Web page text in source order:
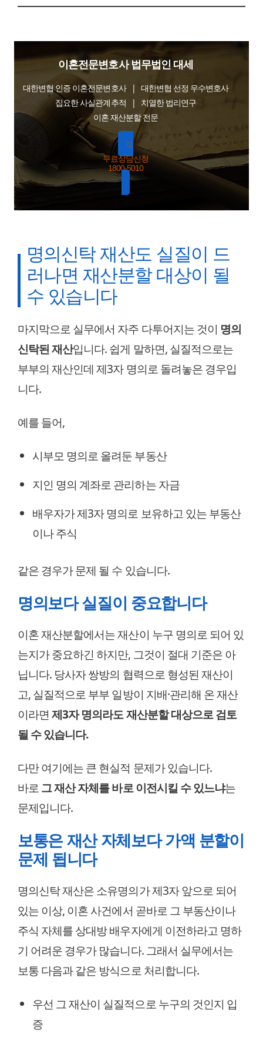
이혼전문변호사 법무법인 대세
대한변협 인증 이혼전문변호사 | 대한변협 선정 우수변호사
집요한 사실관계추적 | 치열한 법리연구
이혼 재산분할 전문
무료상담신청
1800-5010
명의신탁 재산도 실질이 드
러나면 재산분할 대상이 될
수 있습니다
마지막으로 실무에서 자주 다투어지는 것이 명의
신탁된 재산입니다. 쉽게 말하면, 실질적으로는
부부의 재산인데 제3자 명의로 돌려놓은 경우입
니다.
예를 들어,
시부모 명의로 올려둔 부동산
지인 명의 계좌로 관리하는 자금
배우자가 제3자 명의로 보유하고 있는 부동산
이나 주식
같은 경우가 문제 될 수 있습니다.
명의보다 실질이 중요합니다
이혼 재산분할에서는 재산이 누구 명의로 되어 있
는지가 중요하긴 하지만, 그것이 절대 기준은 아
닙니다. 당사자 쌍방의 협력으로 형성된 재산이
고, 실질적으로 부부 일방이 지배·관리해 온 재산
이라면제3자 명의라도 재산분할 대상으로 검토
될 수 있습니다.
다만 여기에는 큰 현실적 문제가 있습니다.
바로그 재산 자체를 바로 이전시킬 수 있느냐는
문제입니다.
보통은 재산 자체보다 가액 분할이
문제 됩니다
명의신탁 재산은 소유명의가 제3자 앞으로 되어
있는 이상, 이혼 사건에서 곧바로 그 부동산이나
주식 자체를 상대방 배우자에게 이전하라고 명하
기 어려운 경우가 많습니다. 그래서 실무에서는
보통 다음과 같은 방식으로 처리합니다.
우선 그 재산이 실질적으로 누구의 것인지 입
증